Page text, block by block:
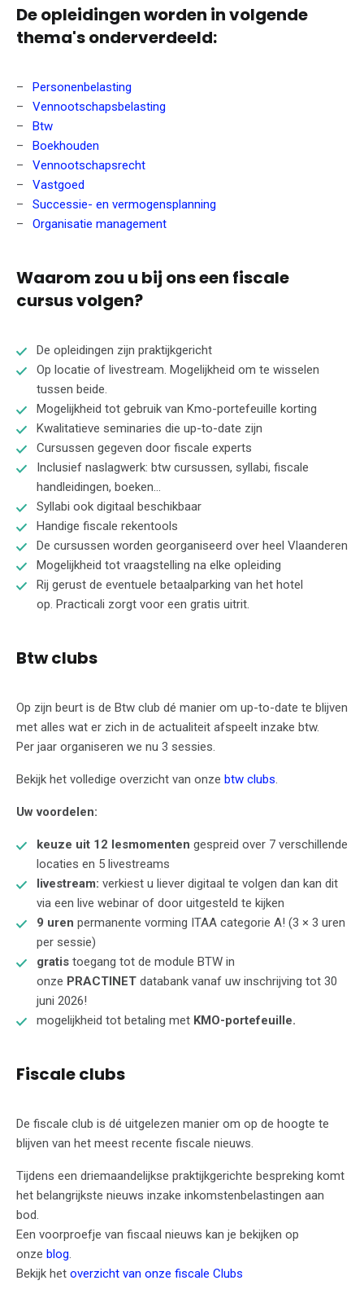
De opleidingen worden in volgende
thema's onderverdeeld:
Personenbelasting
Vennootschapsbelasting
Btw
Boekhouden
Vennootschapsrecht
Vastgoed
Successie- en vermogensplanning
Organisatie management
Waarom zou u bij ons een fiscale
cursus volgen?
De opleidingen zijn praktijkgericht
Op locatie of livestream. Mogelijkheid om te wisselen
tussen beide.
Mogelijkheid tot gebruik van Kmo-portefeuille korting
Kwalitatieve seminaries die up-to-date zijn
Cursussen gegeven door fiscale experts
Inclusief naslagwerk: btw cursussen, syllabi, fiscale
handleidingen, boeken...
Syllabi ook digitaal beschikbaar
Handige fiscale rekentools
De cursussen worden georganiseerd over heel Vlaanderen
Mogelijkheid tot vraagstelling na elke opleiding
Rij gerust de eventuele betaalparking van het hotel
op. Practicali zorgt voor een gratis uitrit.
Btw clubs
Op zijn beurt is de Btw club dé manier om up-to-date te blijven
met alles wat er zich in de actualiteit afspeelt inzake btw.
Per jaar organiseren we nu 3 sessies.
Bekijk het volledige overzicht van onze btw clubs.
Uw voordelen:
keuze uit 12 lesmomenten gespreid over 7 verschillende
locaties en 5 livestreams
livestream: verkiest u liever digitaal te volgen dan kan dit
via een live webinar of door uitgesteld te kijken
9 uren permanente vorming ITAA categorie A! (3 × 3 uren
per sessie)
gratis toegang tot de module BTW in
onze PRACTINET databank vanaf uw inschrijving tot 30
juni 2026!
mogelijkheid tot betaling met KMO-portefeuille.
Fiscale clubs
De fiscale club is dé uitgelezen manier om op de hoogte te
blijven van het meest recente fiscale nieuws.
Tijdens een driemaandelijkse praktijkgerichte bespreking komt
het belangrijkste nieuws inzake inkomstenbelastingen aan
bod.
Een voorproefje van fiscaal nieuws kan je bekijken op
onze blog
Bekijk het overzicht van onze fiscale Clubs